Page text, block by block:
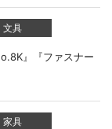
文具
』『ファスナー
家具